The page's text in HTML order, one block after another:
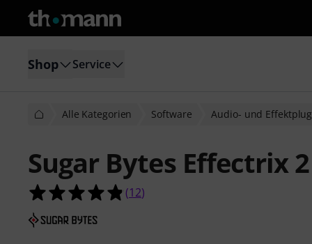
Shop Service
Alle Kategorien Software Audio- und
Sugar Bytes Effectrix 2
4.8 von 5 Sternen aus 12
(12)